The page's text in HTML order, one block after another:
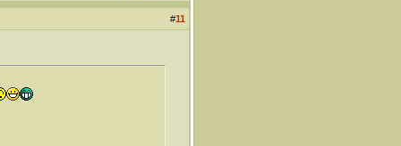
#11